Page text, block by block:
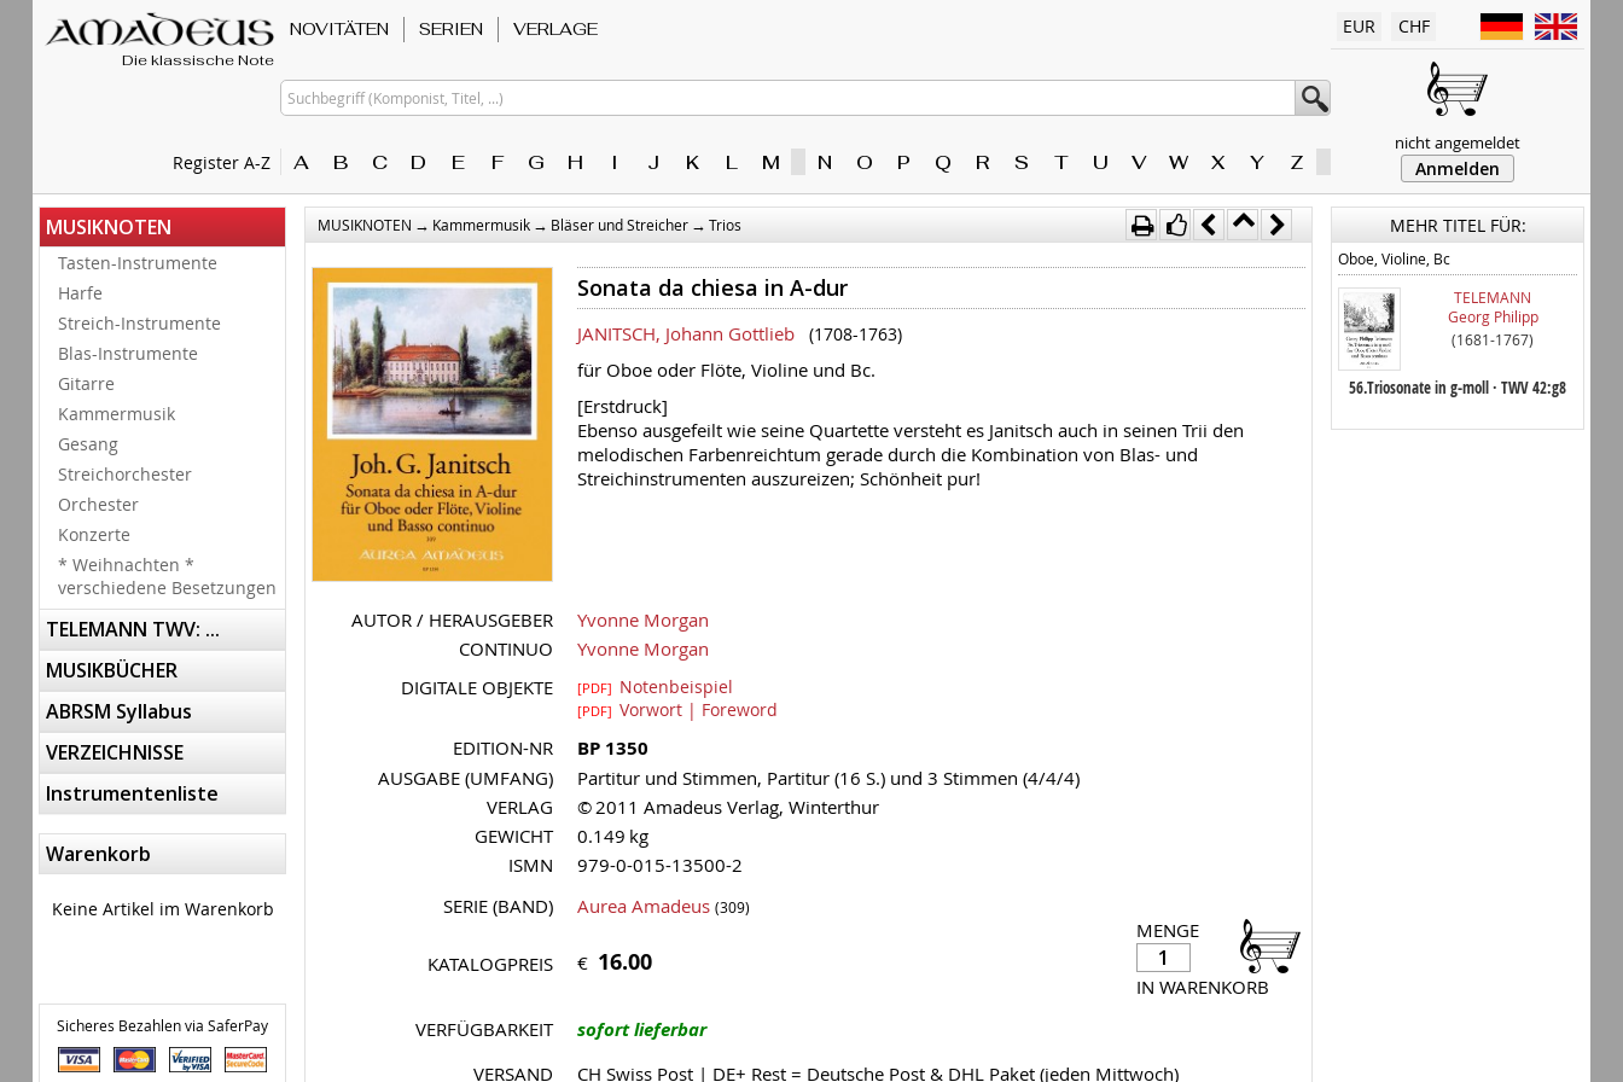
Die klassische Note
Register A-Z
NOVITÄTEN SERIEN VERLAGE
Suchbegriff (Komponist, Titel, ...)
A B C D E F G H I J K L M N O P Q R S T U V W X Y Z
EUR CHF
nicht angemeldet
Anmelden
MUSIKNOTEN
Tasten-Instrumente
Harfe
Streich-Instrumente
Blas-Instrumente
Gitarre
Kammermusik
Gesang
Streichorchester
Orchester
Konzerte
* Weihnachten *
verschiedene Besetzungen
TELEMANN TWV: ...
MUSIKBÜCHER
ABRSM Syllabus
VERZEICHNISSE
Instrumentenliste
Warenkorb
Keine Artikel im Warenkorb
Sicheres Bezahlen via SaferPay
MUSIKNOTEN → Kammermusik → Bläser und Streicher → Trios
Sonata da chiesa in A-dur
JANITSCH, Johann Gottlieb (1708-1763)
für Oboe oder Flöte, Violine und Bc.
[Erstdruck]
Ebenso ausgefeilt wie seine Quartette versteht es Janitsch auch in seinen Trii den
melodischen Farbenreichtum gerade durch die Kombination von Blas- und
Streichinstrumenten auszureizen; Schönheit pur!
AUTOR / HERAUSGEBER
Yvonne Morgan
CONTINUO
Yvonne Morgan
DIGITALE OBJEKTE
[PDF] Notenbeispiel
[PDF] Vorwort | Foreword
EDITION-NR BP 1350
AUSGABE (UMFANG)
Partitur und Stimmen, Partitur (16 S.) und 3 Stimmen (4/4/4)
VERLAG
© 2011 Amadeus Verlag, Winterthur
GEWICHT
0.149 kg
ISMN
979-0-015-13500-2
SERIE (BAND)
Aurea Amadeus (309)
MENGE
IN WARENKORB
KATALOGPREIS € 16.00
VERFÜGBARKEIT sofort lieferbar
VERSAND CH Swiss Post | DE+ Rest = Deutsche Post & DHL Paket (jeden Mittwoch)
MEHR TITEL FÜR:
Oboe, Violine, Bc
TELEMANN
Georg Philipp
(1681-1767)
56.Triosonate in g-moll · TWV 42:g8